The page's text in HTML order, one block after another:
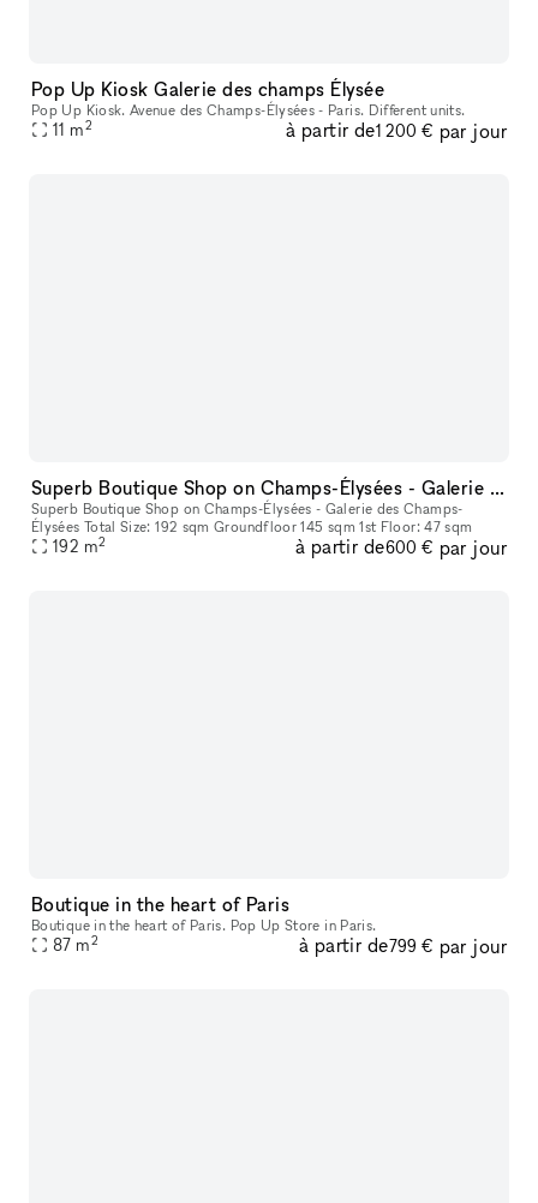
Pop Up Kiosk Galerie des champs Élysée
Pop Up Kiosk. Avenue des Champs-Élysées - Paris. Different units.
11 m2 à partir de1 200 € par jour
Superb Boutique Shop on Champs-Élysées - Galerie des Champs-Élysées
Superb Boutique Shop on Champs-Élysées - Galerie des Champs-
Élysées Total Size: 192 sqm Groundfloor 145 sqm 1st Floor: 47 sqm
192 m2 à partir de600 € par jour
Boutique in the heart of Paris
Boutique in the heart of Paris. Pop Up Store in Paris.
87 m2 à partir de799 € par jour